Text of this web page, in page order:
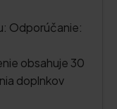
Odporúčanie:
obsahuje 30
doplnkov